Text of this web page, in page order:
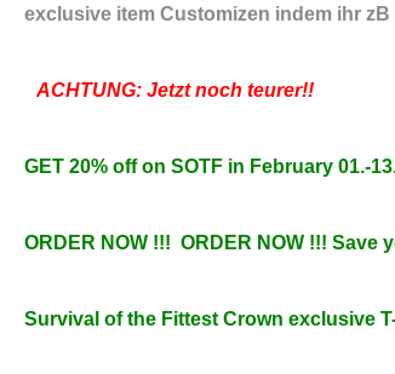
exclusive item Customizen indem ihr
ACHTUNG: Jetzt noch teurer!!
GET 20% off on SOTF in February 01.-
ORDER NOW !!! ORDER NOW !!! Save
Survival of the Fittest Crown exclusive